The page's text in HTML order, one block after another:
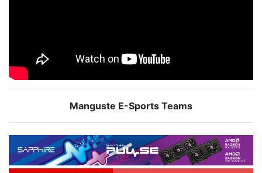
Manguste E-Sports Teams